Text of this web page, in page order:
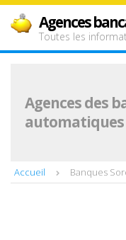
Agences
Toutes les
Agences des
automatiques
Accueil Banques